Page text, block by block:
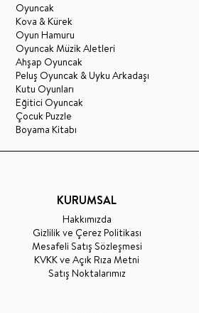
Oyuncak
Kova & Kürek
Oyun Hamuru
Oyuncak Müzik Aletleri
Ahşap Oyuncak
Peluş Oyuncak & Uyku Arkadaşı
Kutu Oyunları
Eğitici Oyuncak
Çocuk Puzzle
Boyama Kitabı
KURUMSAL
Hakkımızda
Gizlilik ve Çerez Politikası
Mesafeli Satış Sözleşmesi
KVKK ve Açık Rıza Metni
Satış Noktalarımız